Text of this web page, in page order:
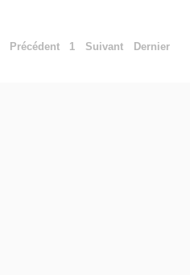
Précédent 1 Suivant Dernier